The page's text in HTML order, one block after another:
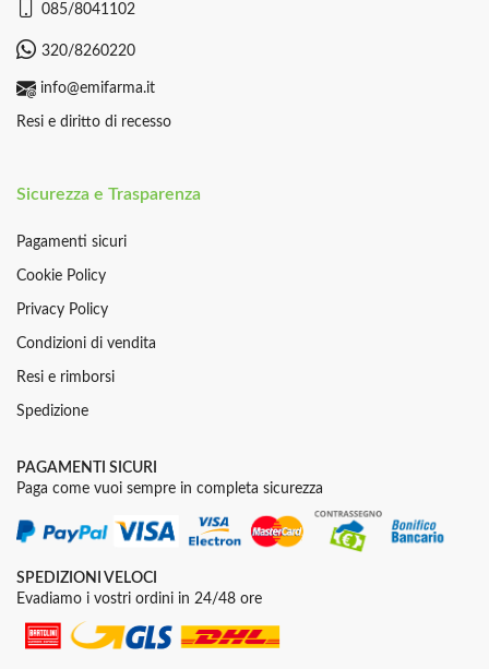
085/8041102
320/8260220
info@emifarma.it
Resi e diritto di recesso
Sicurezza e Trasparenza
Pagamenti sicuri
Cookie Policy
Privacy Policy
Condizioni di vendita
Resi e rimborsi
Spedizione
PAGAMENTI SICURI
Paga come vuoi sempre in completa sicurezza
SPEDIZIONI VELOCI
Evadiamo i vostri ordini in 24/48 ore